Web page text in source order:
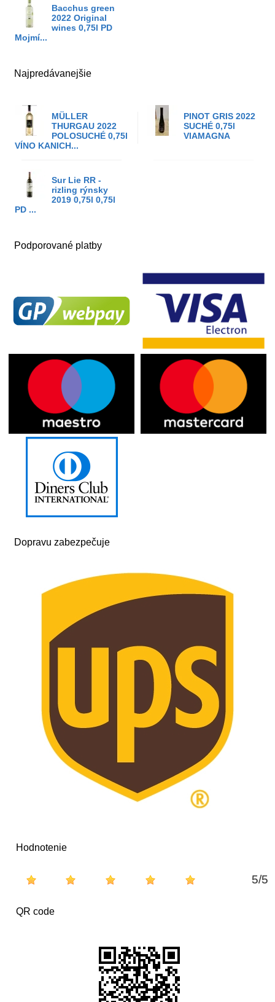
Bacchus green
2022 Original
wines 0,75l PD
Mojmí...
Najpredávanejšie
MÜLLER
THURGAU 2022
POLOSUCHÉ 0,75l
VÍNO KANICH...
PINOT GRIS 2022
SUCHÉ 0,75l
VIAMAGNA
Sur Lie RR -
rizling rýnsky
2019 0,75l 0,75l
PD ...
Podporované platby
Dopravu zabezpečuje
Hodnotenie
5/5
QR code